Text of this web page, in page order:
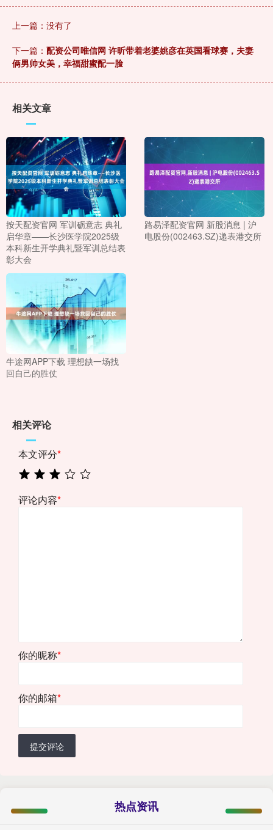
上一篇：没有了
下一篇： 配资公司唯信网 许昕带着老婆姚彦在英国看球赛，夫妻
俩男帅女美，幸福甜蜜配一脸
相关文章
按天配资官网 军训砺意志 典礼
启华章——长沙医学院2025级
本科新生开学典礼暨军训总结表
彰大会
路易泽配资官网 新股消息 | 沪
电股份(002463.SZ)递表港交所
牛途网APP下载 理想缺一场找
回自己的胜仗
相关评论
本文评分*
评论内容*
你的昵称*
你的邮箱*
提交评论
热点资讯